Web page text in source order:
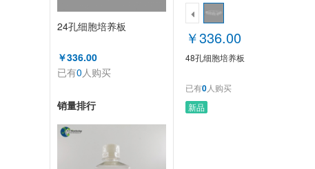
24孔细胞培养板
￥336.00
已有0人购买
销量排行
￥336.00
48孔细胞培养板
已有0人购买
新品